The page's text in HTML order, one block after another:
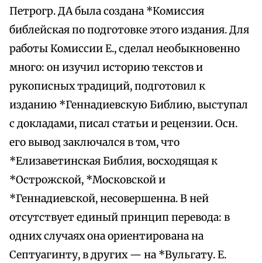
Петрогр. ДА была создана *Комиссия
библейская по подготовке этого издания. Для
работы Комиссии Е., сделал необыкновенно
много: он изучил историю текстов и
рукописных традиций, подготовил к
изданию *Геннадиевскую Библию, выступал
с докладами, писал статьи и рецензии. Осн.
его вывод заключался в том, что
*Елизаветинская Библия, восходящая к
*Острожской, *Московской и
*Геннадиевской, несовершенна. В ней
отсутствует единый принцип перевода: в
одних случаях она ориентирована на
Септуагинту, в других — на *Вульгату. Е.